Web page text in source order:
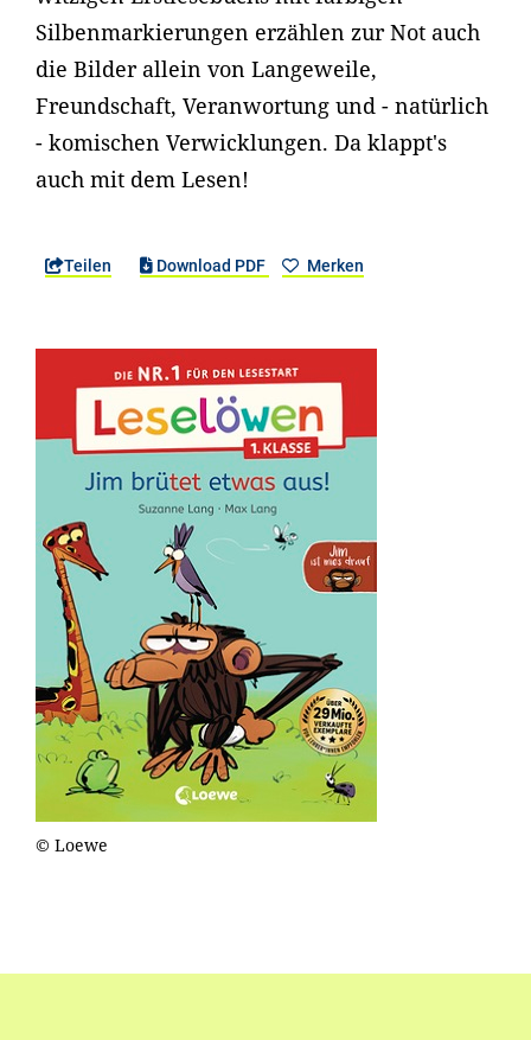
Silbenmarkierungen erzählen zur Not auch
die Bilder allein von Langeweile,
Freundschaft, Veranwortung und - natürlich
- komischen Verwicklungen. Da klappt's
auch mit dem Lesen!
Teilen Download PDF Merken
© Loewe